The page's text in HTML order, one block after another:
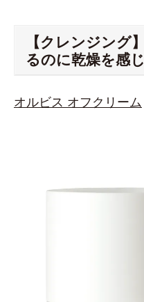
【クレンジング
るのに乾燥を感
オルビス オフクリーム